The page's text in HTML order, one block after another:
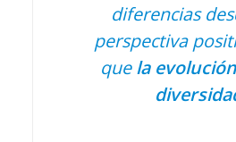
diferencias
perspectiva
quela